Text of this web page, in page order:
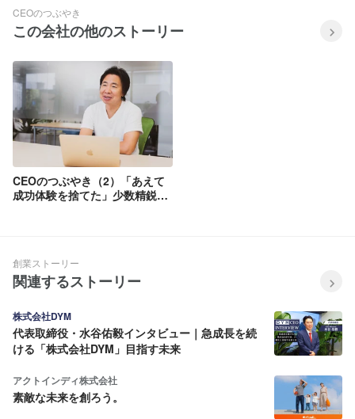
CEOのつぶやき
この会社の他のストーリー
CEOのつぶやき（2）「あえて
成功体験を捨てた」少数精鋭で
創業ストーリー
関連するストーリー
株式会社DYM
代表取締役・水谷佑毅インタビュー｜急成長を続
ける「株式会社DYM」目指す未来
アクトインディ株式会社
素敵な未来を創ろう。